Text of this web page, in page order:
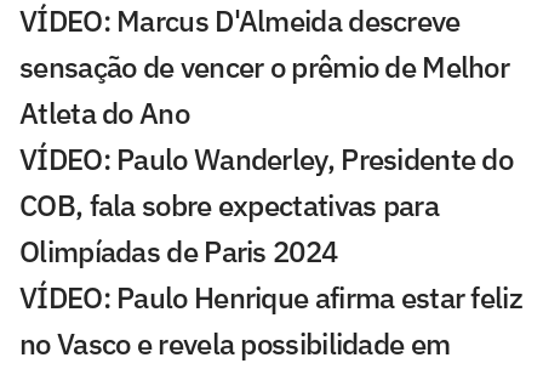
VÍDEO: Marcus D'Almeida descreve
sensação de vencer o prêmio de Melhor
Atleta do Ano
VÍDEO: Paulo Wanderley, Presidente do
COB, fala sobre expectativas para
Olimpíadas de Paris 2024
VÍDEO: Paulo Henrique afirma estar feliz
no Vasco e revela possibilidade em